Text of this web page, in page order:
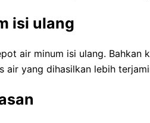
isi ulang
air minum isi ulang.
air yang dihasilkan lebih